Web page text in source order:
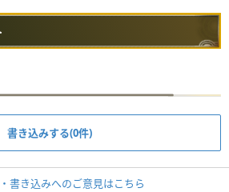
書き込みする(0件)
書き込みへのご意見はこちら